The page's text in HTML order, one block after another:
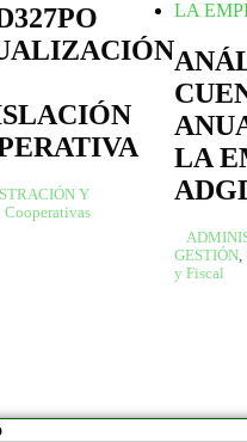
Y
Cooperativas
LA
GESTIÓN,
y Fiscal